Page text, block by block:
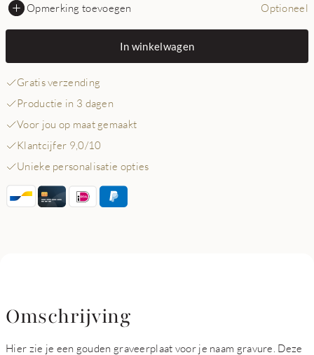
Opmerking toevoegen Optioneel
In winkelwagen
Gratis verzending
Productie in 3 dagen
Voor jou op maat gemaakt
Klantcijfer 9,0/10
Unieke personalisatie opties
Omschrijving
Hier zie je een gouden graveerplaat voor je naam gravure. Deze